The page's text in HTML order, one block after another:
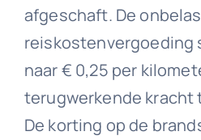
afgeschaft. De
reiskostenvergoeding
naar € 0,25 per
terugwerkende kracht
De korting op de